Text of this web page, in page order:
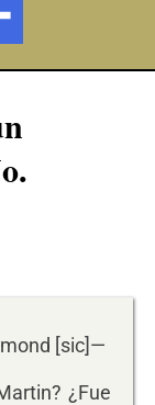
[sic]—
¿Fue